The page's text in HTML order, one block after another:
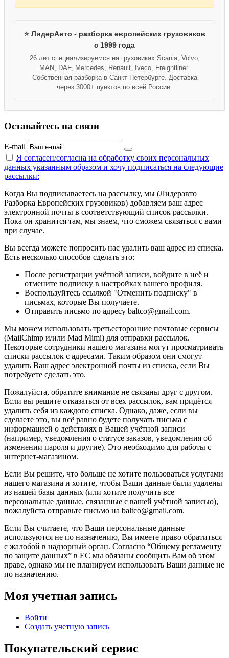
⭐ ЛидерАвто - разборка европейских грузовиков
с 1999 года
26 лет специализируемся на грузовиках Scania, Volvo,
MAN, DAF, Mercedes, Renault, Iveco, Freightliner.
Собственная разборка в Санкт-Петербурге. Доставка
через 3000+ пунктов по всей России.
Оставайтесь на связи
E-mail
Я согласен/согласна на обработку своих персональных
данных указанным образом и хочу подписаться на следующие
рассылки:
Когда Вы подписываетесь на рассылку, мы (Лидеравто
Разборка Европейских грузовиков) добавляем ваш адрес
электронной почты в соответствующий список рассылки.
Пока он хранится там, мы знаем, что сможем связаться с вами
при случае.
Вы всегда можете попросить нас удалить ваш адрес из списка.
Есть несколько способов сделать это:
После регистрации учётной записи, войдите в неё и
отмените подписку в настройках вашего профиля.
Воспользуйтесь ссылкой "Отменить подписку" в
письмах, которые Вы получаете.
Отправить письмо по адресу baltco@gmail.com.
Мы можем использовать третьесторонние почтовые сервисы
(MailChimp и/или Mad Mimi) для отправки рассылок.
Некоторые сотрудники нашего магазина могут просматривать
списки рассылок с адресами. Таким образом они смогут
удалить Ваш адрес электронной почты из списка, если Вы
потребуете сделать это.
Пожалуйста, обратите внимание не связаны друг с другом.
Если вы решите отказаться от всех рассылок, вам придётся
удалить себя из каждого списка. Однако, даже, если вы
сделаете это, вы всё равно будете получать письма с
информацией о действиях в Вашей учётной записи
(например, уведомления о статусе заказов, уведомления об
изменении пароля и другие). Это необходимо для работы с
интернет-магазином.
Если Вы решите, что больше не хотите пользоваться услугами
нашего магазина и хотите, чтобы Ваши данные были удалены
из нашей базы данных (или хотите получить все
персональные данные, связанные с вашей учётной записью),
пожалуйста отправьте письмо на baltco@gmail.com.
Если Вы считаете, что Ваши персональные данные
используются не по назначению, Вы имеете право обратиться
с жалобой в надзорный орган. Согласно “Общему регламенту
по защите данных” в ЕС мы обязаны сообщить Вам об этом
праве, однако мы не планируем использовать Ваши данные не
по назначению.
Моя учетная запись
Войти
Создать учетную запись
Покупательский сервис